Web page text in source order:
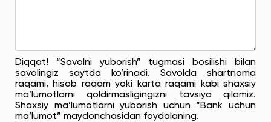
Diqqat! “Savolni yuborish” tugmasi bosilishi bilan
savolingiz saytda ko’rinadi. Savolda shartnoma
raqami, hisob raqam yoki karta raqami kabi shaxsiy
ma’lumotlarni qoldirmasligingizni tavsiya qilamiz.
Shaxsiy ma’lumotlarni yuborish uchun “Bank uchun
ma’lumot” maydonchasidan foydalaning.